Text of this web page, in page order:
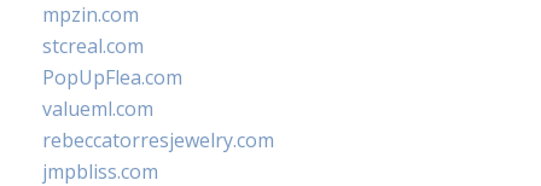
mpzin.com
stcreal.com
PopUpFlea.com
valueml.com
rebeccatorresjewelry.com
jmpbliss.com